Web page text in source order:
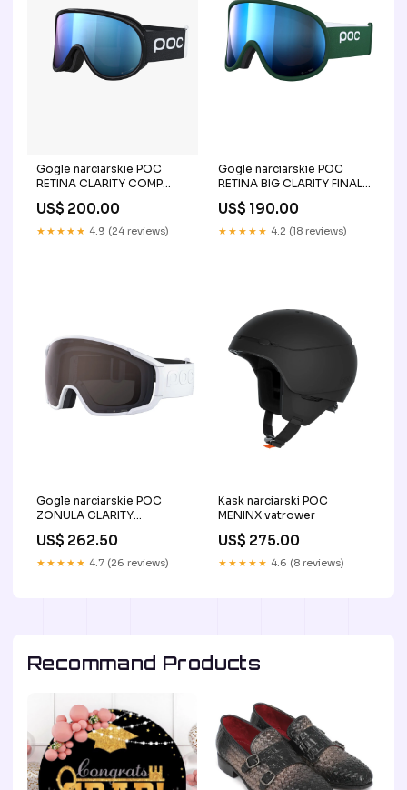
Gogle narciarskie POC
RETINA CLARITY COMP
Mountain
US$ 200.00
★★★★★ 4.9 (24 reviews)
Gogle narciarskie POC
RETINA BIG CLARITY FINAL
US$ 190.00
★★★★★ 4.2 (18 reviews)
Gogle narciarskie POC
ZONULA CLARITY
ERP_ROZMIAR:TU
US$ 262.50
★★★★★ 4.7 (26 reviews)
Kask narciarski POC
MENINX vatrower
US$ 275.00
★★★★★ 4.6 (8 reviews)
Recommand Products